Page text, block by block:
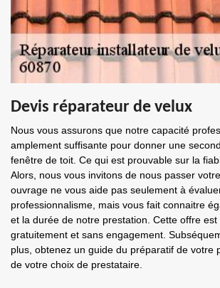
Devis réparateur de velux
Nous vous assurons que notre capacité
amplement suffisante pour donner une
fenêtre de toit. Ce qui est prouvable sur la
Alors, nous vous invitons de nous passer
ouvrage ne vous aide pas seulement à
professionnalisme, mais vous fait connaitre
et la durée de notre prestation. Cette offre est
gratuitement et sans engagement.
plus, obtenez un guide du préparatif de votre
de votre choix de prestataire.